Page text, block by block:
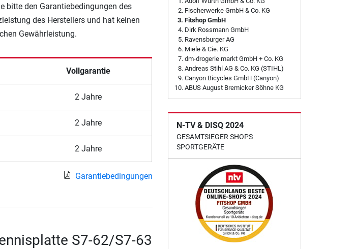
bitte den Garantiebedingungen des
des Herstellers und hat keinen
Gewährleistung.
Vollgarantie
2 Jahre
2 Jahre
2 Jahre
Garantiebedingungen
S7-62/S7-63
Fischerwerke GmbH & Co. KG
Fitshop GmbH
Dirk Rossmann GmbH
Ravensburger AG
Miele & Cie. KG
dm-drogerie markt GmbH + Co. KG
Andreas Stihl AG & Co. KG (STIHL)
Canyon Bicycles GmbH (Canyon)
ABUS August Bremicker Söhne KG
N-TV & DISQ 2024
GESAMTSIEGER SHOPS
SPORTGERÄTE